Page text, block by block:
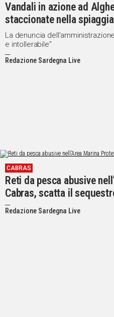
Vandali in azione ad
staccionate nella
La denuncia
e intollerabile”
Redazione Sardegna Live
CABRAS
Reti da pesca abusive
Cabras, scatta il
Redazione Sardegna Live